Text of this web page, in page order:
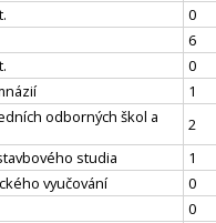
0
6
0
1
odborných škol a
2
studia
1
vyučování
0
0